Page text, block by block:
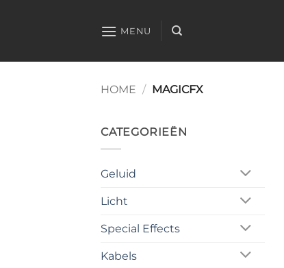
MENU
HOME / MAGICFX
CATEGORIEËN
Geluid
Licht
Special Effects
Kabels